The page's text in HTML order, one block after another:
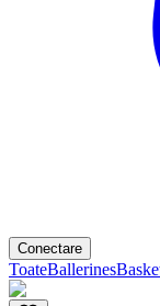
Conectare
ToateBallerines